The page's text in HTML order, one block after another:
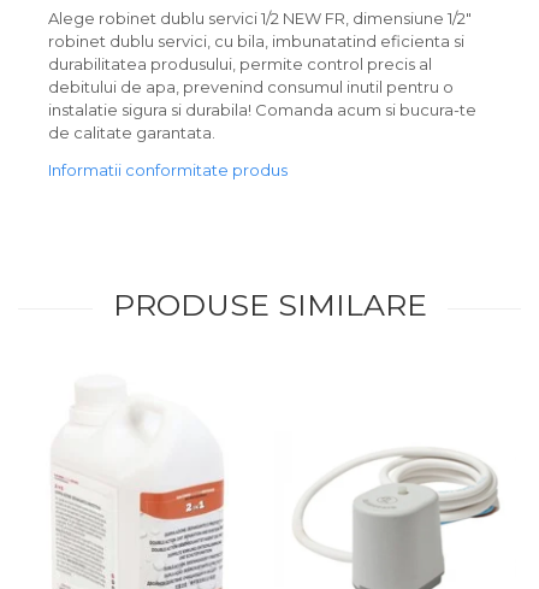
Alege robinet dublu servici 1/2 NEW FR, dimensiune 1/2"
robinet dublu servici, cu bila, imbunatatind eficienta si
durabilitatea produsului, permite control precis al
debitului de apa, prevenind consumul inutil pentru o
instalatie sigura si durabila! Comanda acum si bucura-te
de calitate garantata.
Informatii conformitate produs
PRODUSE SIMILARE